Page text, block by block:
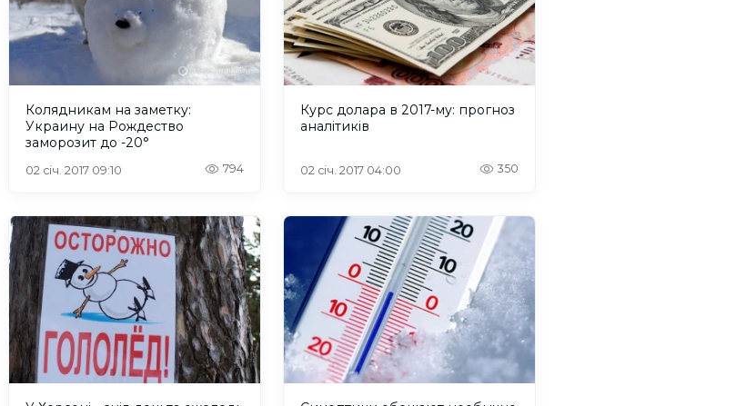
Колядникам на заметку:
Украину на Рождество
заморозит до -20°
02 січ. 2017 09:10 794
Курс долара в 2017-му: прогноз
аналітиків
02 січ. 2017 04:00 350